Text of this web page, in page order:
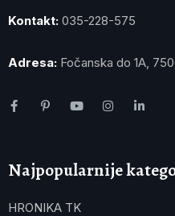
Kontakt: 035-228-575
Adresa: Fočanska do 1A,
Najpopularnije
HRONIKA TK